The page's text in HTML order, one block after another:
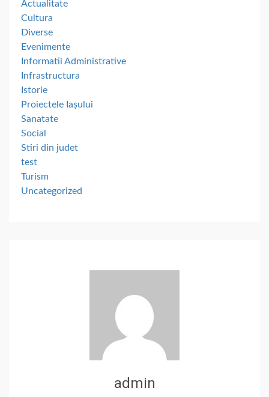
Actualitate
Cultura
Diverse
Evenimente
Informatii Administrative
Infrastructura
Istorie
Proiectele Iașului
Sanatate
Social
Stiri din judet
test
Turism
Uncategorized
admin